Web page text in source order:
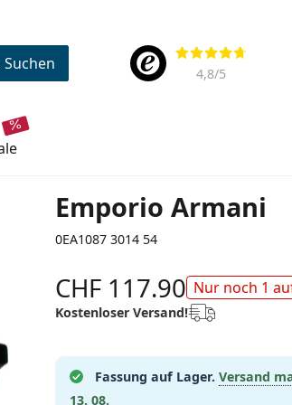
Bewertung
4,8/5
Suchen
Emporio Armani
0EA1087 3014 54
CHF 117.90 Nur noch 1
Kostenloser Versand!
Fassung auf Lager. Versand
13. 08.